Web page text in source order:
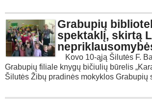
Grabupių
spektaklį, skirtą
Kovo 10-ąją Šilutės F.
Grabupių filiale knygų bičiulių būrelis
Šilutės Žibų pradinės mokyklos Grabupių